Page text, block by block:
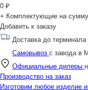
0 ₽
+ Комплектующие на сумму
Добавить к заказу
Доставка до терминала
Самовывоз с завода в
Официальные дилеры
Производство на заказ
Изготовим любое изделие